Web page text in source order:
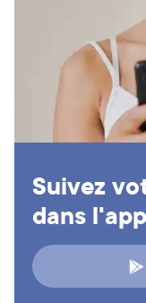
Suivez
dans